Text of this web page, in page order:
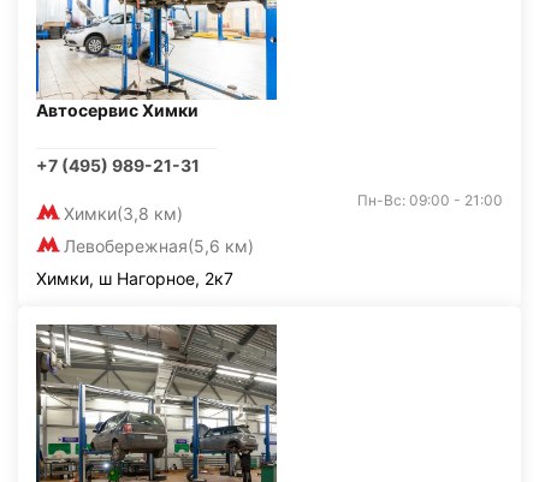
Автосервис Химки
+7 (495) 989-21-31
Химки(3,8 км)
Левобережная(5,6 км)
Пн-Вс: 09:00 - 21:00
Химки, ш Нагорное, 2к7